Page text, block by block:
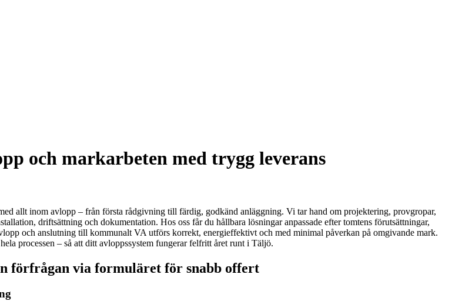
och markarbeten med trygg leverans
allt inom avlopp – från första rådgivning till färdig, godkänd anläggning. Vi tar hand om projektering, provgropar,
driftsättning och dokumentation. Hos oss får du hållbara lösningar anpassade efter tomtens förutsättningar,
och anslutning till kommunalt VA utförs korrekt, energieffektivt och med minimal påverkan på omgivande mark.
processen – så att ditt avloppssystem fungerar felfritt året runt i Täljö.
förfrågan via formuläret för snabb offert